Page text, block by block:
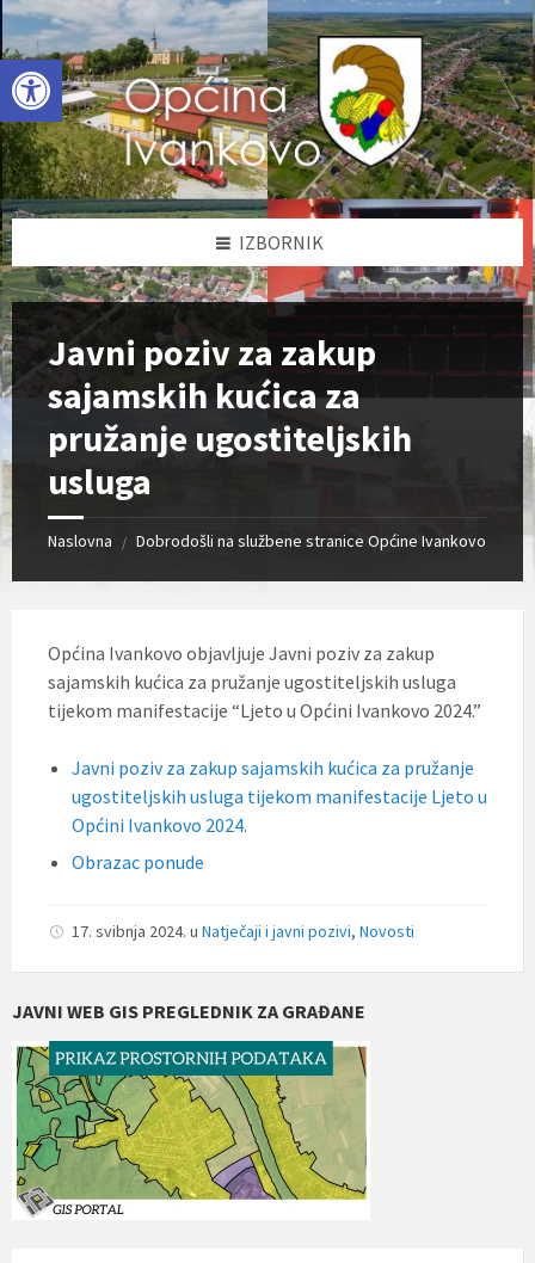
Open toolbar
Skip
to
content
Skip
to
left
sidebar
Skip
to
footer
IZBORNIK
Javni poziv za zakup
sajamskih kućica za
pružanje ugostiteljskih
usluga
Naslovna / Dobrodošli na službene stranice Općine Ivankovo
Općina Ivankovo objavljuje Javni poziv za zakup
sajamskih kućica za pružanje ugostiteljskih usluga
tijekom manifestacije “Ljeto u Općini Ivankovo 2024.”
Javni poziv za zakup sajamskih kućica za pružanje
ugostiteljskih usluga tijekom manifestacije Ljeto u
Općini Ivankovo 2024.
Obrazac ponude
17. svibnja 2024. u Natječaji i javni pozivi, Novosti
JAVNI WEB GIS PREGLEDNIK ZA GRAĐANE